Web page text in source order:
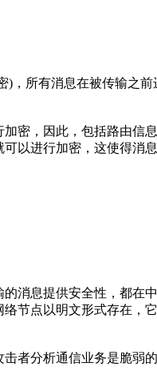
，所有消息在被传输之
密，因此，包括路由信
以进行加密，这使得消
消息提供安全性，都在
节点以明文形式存在，
者分析通信业务是脆弱的